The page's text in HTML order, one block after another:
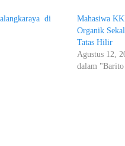
di
Mahasiwa
Organik
Tatas Hilir
Agustus 12,
dalam "Barito